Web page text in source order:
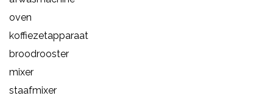
oven
koffiezetapparaat
broodrooster
mixer
staafmixer